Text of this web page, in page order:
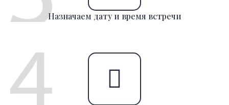
Назначаем дату и время встречи